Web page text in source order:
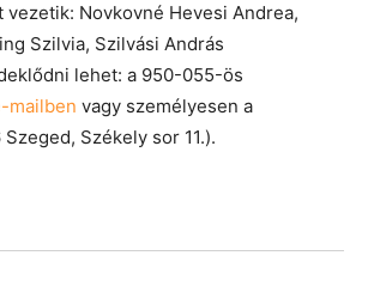
vezetik: Novkovné Hevesi Andrea,
Szilvia, Szilvási András
lehet: a 950-055-ös
mailben vagy személyesen a
Szeged, Székely sor 11.).